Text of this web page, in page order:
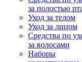
за полостью
Уход за телом
Уход за лицом
Средства по
за волосами
Наборы